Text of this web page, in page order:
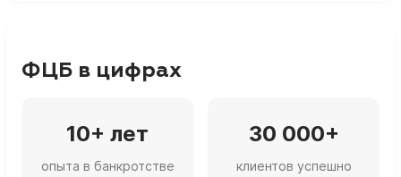
ФЦБ в цифрах
10+ лет
опыта в банкротстве
30 000+
клиентов успешно